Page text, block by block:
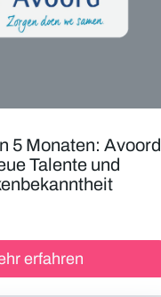
5 Monaten: Avoord
Talente und
erfahren